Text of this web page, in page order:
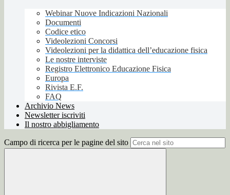
Webinar Nuove Indicazioni Nazionali
Documenti
Codice etico
Videolezioni Concorsi
Videolezioni per la didattica dell’educazione fisica
Le nostre interviste
Registro Elettronico Educazione Fisica
Europa
Rivista E.F.
FAQ
Archivio News
Newsletter iscriviti
Il nostro abbigliamento
Campo di ricerca per le pagine del sito